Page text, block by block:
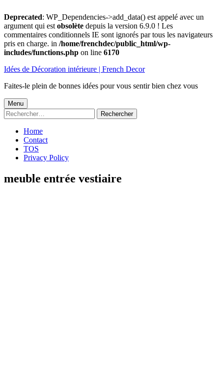
Deprecated: WP_Dependencies->add_data() est appelé avec un
argument qui est obsolète depuis la version 6.9.0 ! Les
commentaires conditionnels IE sont ignorés par tous les navigateurs
pris en charge. in /home/frenchdec/public_html/wp-
includes/functions.php on line 6170
au
Idées de Décoration intérieure | French Decor
Faites-le plein de bonnes idées pour vous sentir bien chez vous
Menu
principal
Menu
Rechercher :
Home
Contact
TOS
Privacy Policy
meuble entrée vestiaire